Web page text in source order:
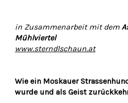
in Zusammenarbeit mit dem
Mühlviertel
www.sterndlschaun.at
Wie ein Moskauer
wurde und als Geist